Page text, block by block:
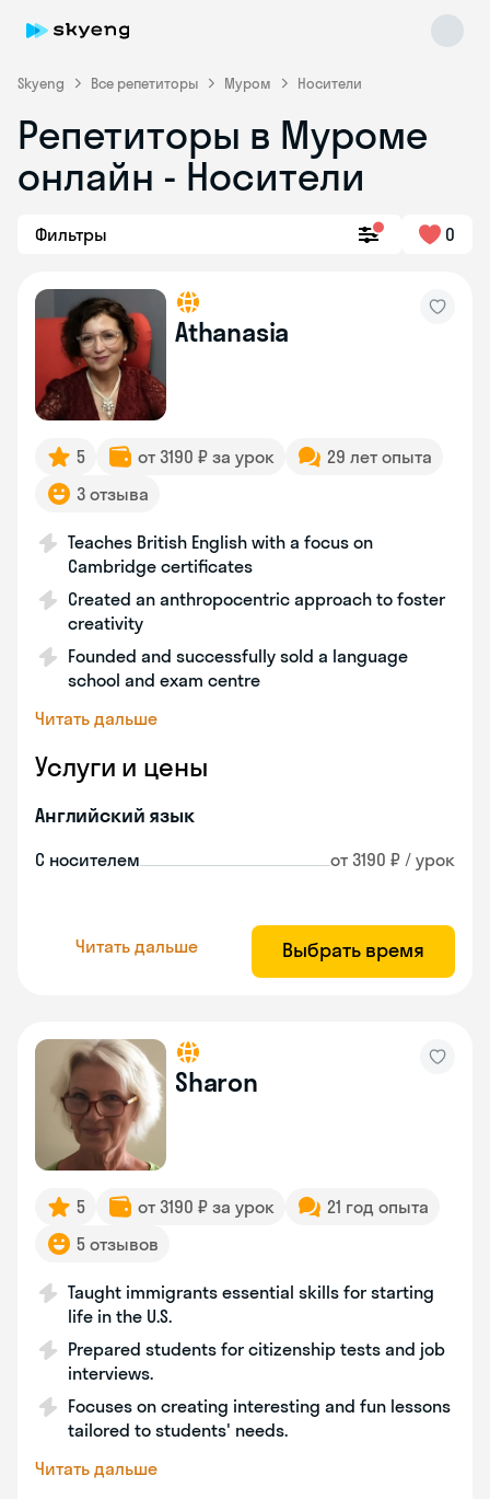
Skyeng Все репетиторы Муром Носители
Репетиторы в Муроме
онлайн - Носители
Фильтры 0
Athanasia
5 от 3190 ₽ за урок
29 лет опыта
3 отзыва
Teaches British English with a focus on
Cambridge certificates
Created an anthropocentric approach to foster
creativity
Founded and successfully sold a language
school and exam centre
Читать дальше
Услуги и цены
Английский язык
С носителем от 3190 ₽ / урок
Читать дальше Выбрать время
Sharon
5 от 3190 ₽ за урок
21 год опыта
5 отзывов
Taught immigrants essential skills for starting
life in the U.S.
Prepared students for citizenship tests and job
interviews.
Focuses on creating interesting and fun lessons
tailored to students' needs.
Читать дальше
Skyeng Chat
online